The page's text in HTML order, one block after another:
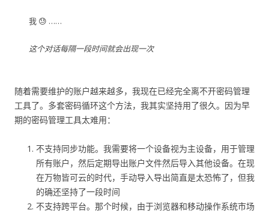
我 😓 ……
这个对话每隔一段时间就会出现一次
随着需要维护的账户越来越多，我现在已经完全离不开密码管理
工具了。多套密码循环这个方法，我其实坚持用了很久。因为早
期的密码管理工具太难用：
不支持同步功能。我需要将一个设备视为主设备，用于管理
所有账户，然后定期导出账户文件然后导入其他设备。在现
在万物皆可云的时代，手动导入导出简直是太恐怖了，但我
的确还坚持了一段时间
不支持跨平台。那个时候，由于浏览器和移动操作系统市场